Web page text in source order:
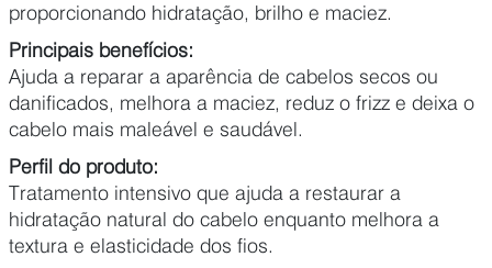
proporcionando hidratação, brilho e maciez.
Principais benefícios:
Ajuda a reparar a aparência de cabelos secos ou
danificados, melhora a maciez, reduz o frizz e deixa o
cabelo mais maleável e saudável.
Perfil do produto:
Tratamento intensivo que ajuda a restaurar a
hidratação natural do cabelo enquanto melhora a
textura e elasticidade dos fios.